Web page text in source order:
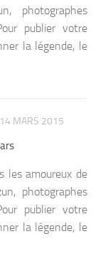
photographes
publier votre
la légende, le
14 MARS 2015
les amoureux de
photographes
publier votre
la légende, le